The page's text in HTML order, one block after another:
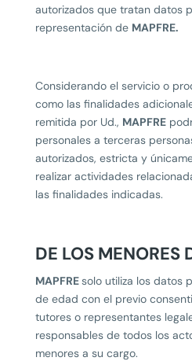
autorizados que tratan datos
representación de MAPFRE.
Considerando el servicio o
como las finalidades
remitida por Ud., MAPFRE
personales a terceras
autorizados, estricta y
realizar actividades
las finalidades indicadas.
DE LOS MENORES
MAPFREsolo utiliza los datos
de edad con el previo
tutores o representantes
responsables de todos los
menores a su cargo.